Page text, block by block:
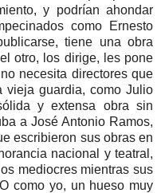
y podrían ahondar
como Ernesto
tiene una obra
otro, los dirige, les pone
necesita directores que
vieja guardia, como Julio
y extensa obra sin
a José Antonio Ramos,
escribieron sus obras en
nacional y teatral,
mediocres mientras sus
como yo, un hueso muy